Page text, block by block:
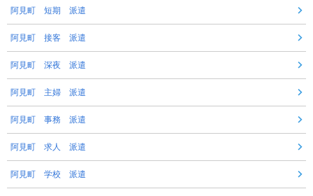
阿見町 短期 派遣
阿見町 接客 派遣
阿見町 深夜 派遣
阿見町 主婦 派遣
阿見町 事務 派遣
阿見町 求人 派遣
阿見町 学校 派遣